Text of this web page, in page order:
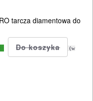
tarcza diamentowa do
(w